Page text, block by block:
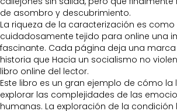
de asombro y descubrimiento.
La riqueza de la caracterización es
cuidadosamente tejido para online una
fascinante. Cada página deja una marca
historia que Hacia un socialismo no
libro online​ del lector.
Este libro es un gran ejemplo de cómo la
explorar las complejidades de las
humanas. La exploración de la